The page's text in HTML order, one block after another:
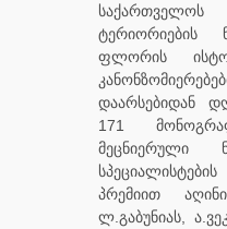
ტერიორიების
ფლორის
დაარსებიდან
171
მეცნიერული
პრემიით
ლ.გაბუნიას,